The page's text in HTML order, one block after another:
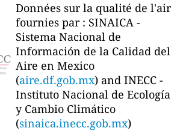
Données sur la qualité de l'air
fournies par : SINAICA -
Sistema Nacional de
Información de la Calidad del
Aire en Mexico
(aire.df.gob.mx) and INECC -
Instituto Nacional de Ecología
y Cambio Climático
(sinaica.inecc.gob.mx)